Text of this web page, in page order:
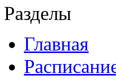
Разделы
Главная